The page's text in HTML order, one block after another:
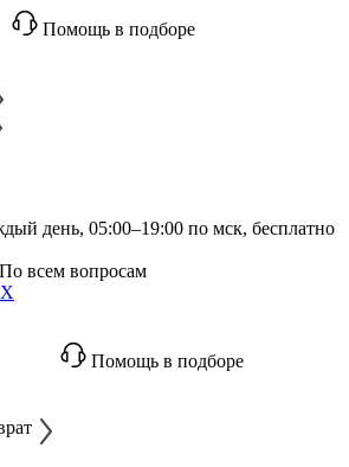
Помощь в подборе
день, 05:00–19:00 по мск, бесплатно
По всем вопросам
Помощь в подборе